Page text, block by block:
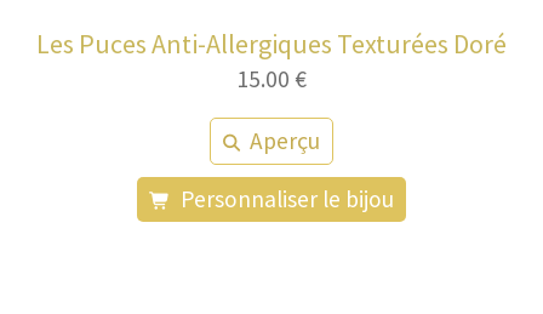
Les Puces Anti-Allergiques Texturées Doré
15.00 €
Aperçu
Personnaliser le bijou